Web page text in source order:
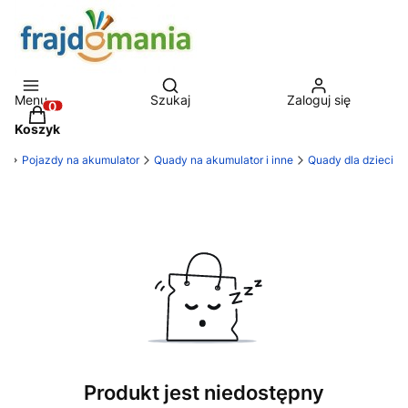
Menu
Otwórz wyszukiwarkę
Szukaj Zaloguj się
Produkty w koszyku: 0. Zobacz szczegóły
Koszyk
Pojazdy na akumulator Quady na akumulator i inne Quady dla dzieci
Produkt jest niedostępny